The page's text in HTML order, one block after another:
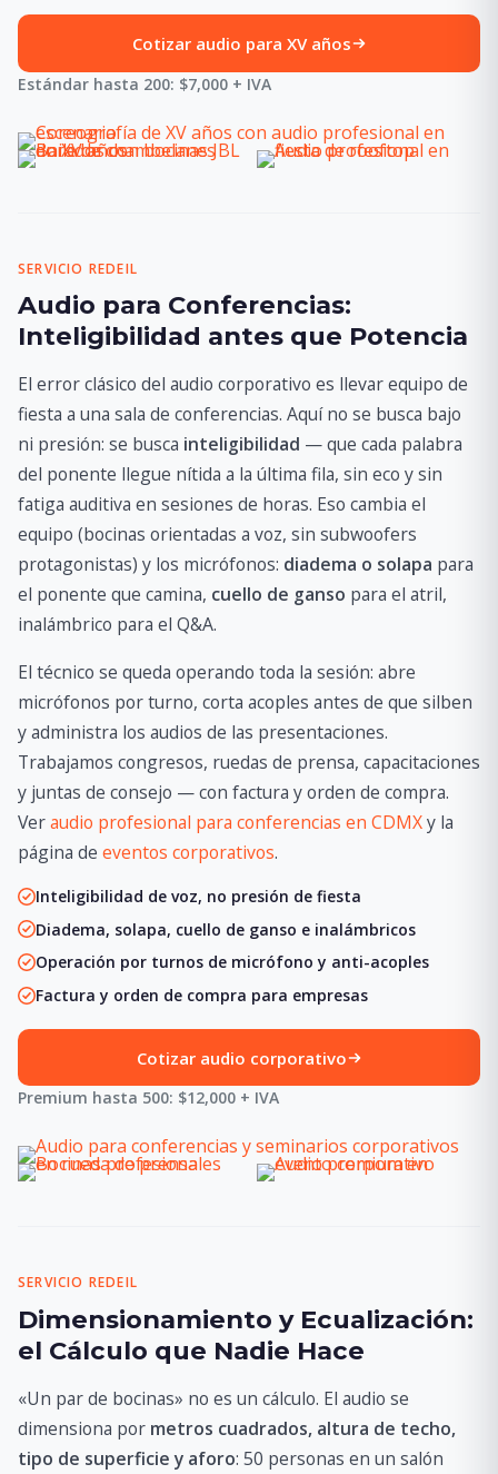
Cotizar audio para XV años
Estándar hasta 200: $7,000 + IVA
SERVICIO REDEIL
Audio para Conferencias:
Inteligibilidad antes que Potencia
El error clásico del audio corporativo es llevar equipo de
fiesta a una sala de conferencias. Aquí no se busca bajo
ni presión: se busca inteligibilidad — que cada palabra
del ponente llegue nítida a la última fila, sin eco y sin
fatiga auditiva en sesiones de horas. Eso cambia el
equipo (bocinas orientadas a voz, sin subwoofers
protagonistas) y los micrófonos: diadema o solapa para
el ponente que camina, cuello de ganso para el atril,
inalámbrico para el Q&A.
El técnico se queda operando toda la sesión: abre
micrófonos por turno, corta acoples antes de que silben
y administra los audios de las presentaciones.
Trabajamos congresos, ruedas de prensa, capacitaciones
y juntas de consejo — con factura y orden de compra.
Veraudio profesional para conferencias en CDMXy la
página de eventos corporativos.
Inteligibilidad de voz, no presión de fiesta
Diadema, solapa, cuello de ganso e inalámbricos
Operación por turnos de micrófono y anti-acoples
Factura y orden de compra para empresas
Cotizar audio corporativo
Premium hasta 500: $12,000 + IVA
SERVICIO REDEIL
Dimensionamiento y Ecualización:
el Cálculo que Nadie Hace
«Un par de bocinas» no es un cálculo. El audio se
dimensiona por metros cuadrados, altura de techo,
tipo de superficie y aforo: 50 personas en un salón